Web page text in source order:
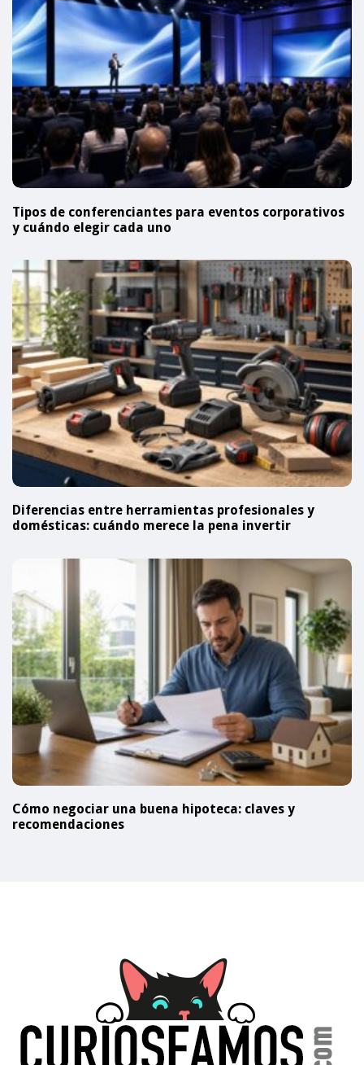
Tipos de conferenciantes para eventos corporativos
y cuándo elegir cada uno
Diferencias entre herramientas profesionales y
domésticas: cuándo merece la pena invertir
Cómo negociar una buena hipoteca: claves y
recomendaciones